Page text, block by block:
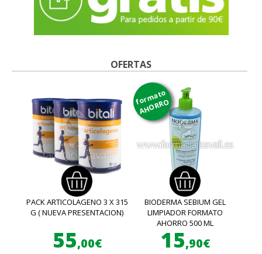
OFERTAS
PACK ARTICOLAGENO 3 X 315
G ( NUEVA PRESENTACION)
55,00€
formato
AHORRO
BIODERMA SEBIUM GEL
LIMPIADOR FORMATO
AHORRO 500 ML
15,90€